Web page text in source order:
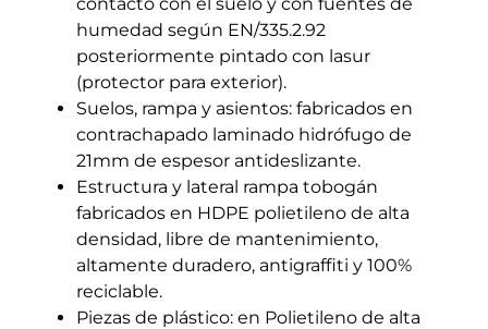
humedad según EN/335.2.92
posteriormente pintado con lasur
(protector para exterior).
Suelos, rampa y asientos: fabricados en
contrachapado laminado hidrófugo de
21mm de espesor antideslizante.
Estructura y lateral rampa tobogán
fabricados en HDPE polietileno de alta
densidad, libre de mantenimiento,
altamente duradero, antigraffiti y 100%
reciclable.
Piezas de plástico: en Polietileno de alta